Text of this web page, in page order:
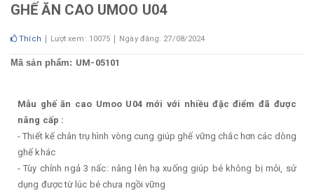
GHẾ ĂN CAO UMOO U04
Thích Lượt xem: 10075 Ngày đăng: 27/08/2024
Mã sản phẩm: UM-05101
Mẫu ghế ăn cao Umoo U04 mới với nhiều đặc điểm đã được
nâng cấp :
- Thiết kế chân trụ hình vòng cung giúp ghế vững chắc hơn các dòng
ghế khác
- Tùy chỉnh ngả 3 nấc: nâng lên hạ xuống giúp bé không bị mỏi, sử
dụng được từ lúc bé chưa ngồi vững